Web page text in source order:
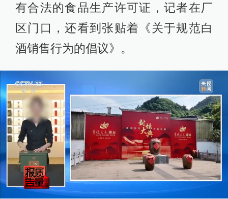
有合法的食品生产许可证，记者在厂
区门口，还看到张贴着《关于规范白
酒销售行为的倡议》。